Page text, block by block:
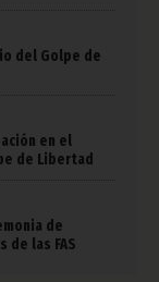
del Golpe de
en el
de Libertad
de
de las FAS